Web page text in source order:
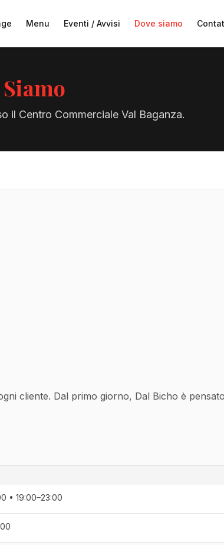
Menu Eventi / Avvisi Dove siamo
Siamo
il Centro Commerciale Val Baganza.
cliente. Dal primo giorno, Dal Bicho è
• 19:00–23:00